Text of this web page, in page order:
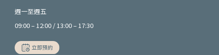
週一至週五
09:00 – 12:00 / 13:00 – 17:30